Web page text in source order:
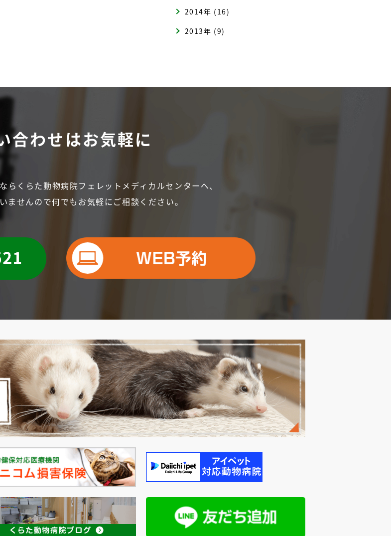
2014年 (16)
2013年 (9)
合わせはお気軽に
ら くらた動物病院フェレットメディカルセンターへ、
ませんので何でもお気軽にご相談ください。